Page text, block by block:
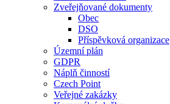
Zveřejňované dokumenty
Obec
DSO
Příspěvková organizace
Územní plán
GDPR
Náplň činností
Czech Point
Veřejné zakázky